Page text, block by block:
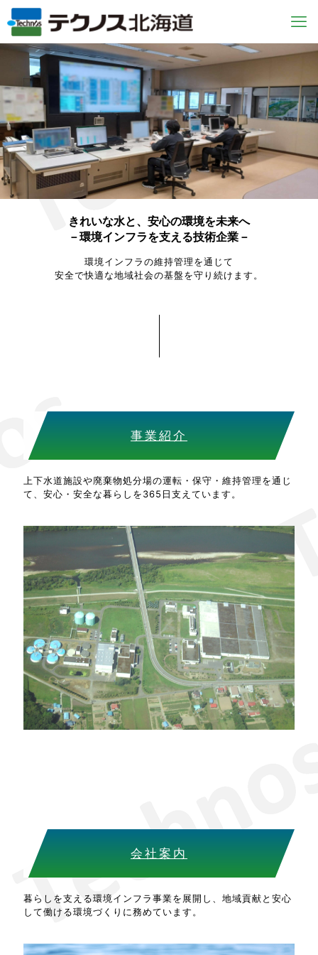
きれいな水と、安心の環境を未来へ
－環境インフラを支える技術企業－
環境インフラの維持管理を通じて
安全で快適な地域社会の基盤を守り続けます。
事業紹介
上下水道施設や廃棄物処分場の運転・保守・維持管理を通じ
て、安心・安全な暮らしを365日支えています。
会社案内
暮らしを支える環境インフラ事業を展開し、地域貢献と安心
して働ける環境づくりに務めています。